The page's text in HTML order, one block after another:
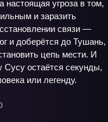
угроза в том,
и заразить
связи —
и доберётся до Тушань,
цепь мести. И
Сусу остаётся секунды,
или легенду.